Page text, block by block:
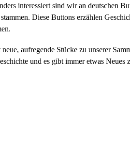
interessiert sind wir an deutschen
Diese Buttons erzählen
aufregende Stücke zu unserer
und es gibt immer etwas Neues